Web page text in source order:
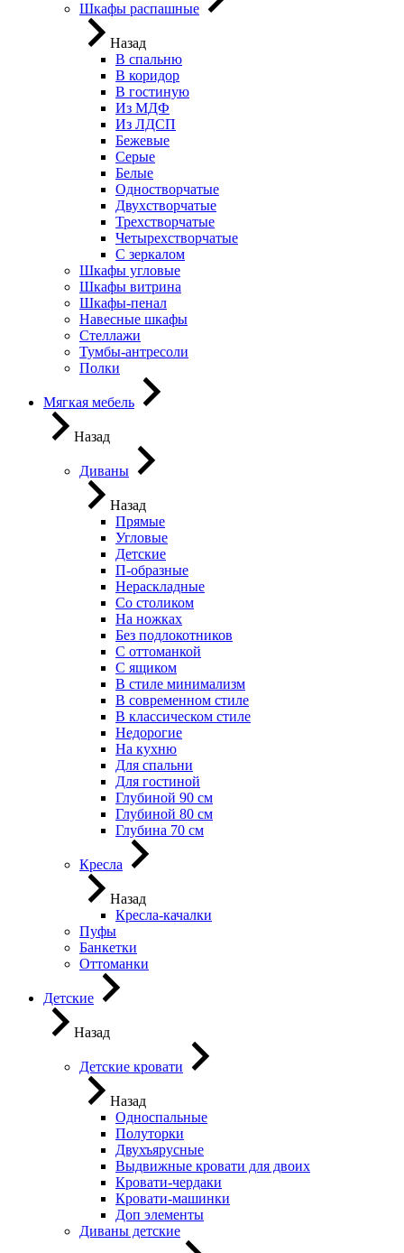
Шкафы распашные
Назад
В спальню
В коридор
В гостиную
Из МДФ
Из ЛДСП
Бежевые
Серые
Белые
Одностворчатые
Двухстворчатые
Трехстворчатые
Четырехстворчатые
С зеркалом
Шкафы угловые
Шкафы витрина
Шкафы-пенал
Навесные шкафы
Стеллажи
Тумбы-антресоли
Полки
Мягкая мебель
Назад
Диваны
Назад
Прямые
Угловые
Детские
П-образные
Нераскладные
Со столиком
На ножках
Без подлокотников
С оттоманкой
С ящиком
В стиле минимализм
В современном стиле
В классическом стиле
Недорогие
На кухню
Для спальни
Для гостиной
Глубиной 90 см
Глубиной 80 см
Глубина 70 см
Кресла
Назад
Кресла-качалки
Пуфы
Банкетки
Оттоманки
Детские
Назад
Детские кровати
Назад
Односпальные
Полуторки
Двухъярусные
Выдвижные кровати для двоих
Кровати-чердаки
Кровати-машинки
Доп элементы
Диваны детские